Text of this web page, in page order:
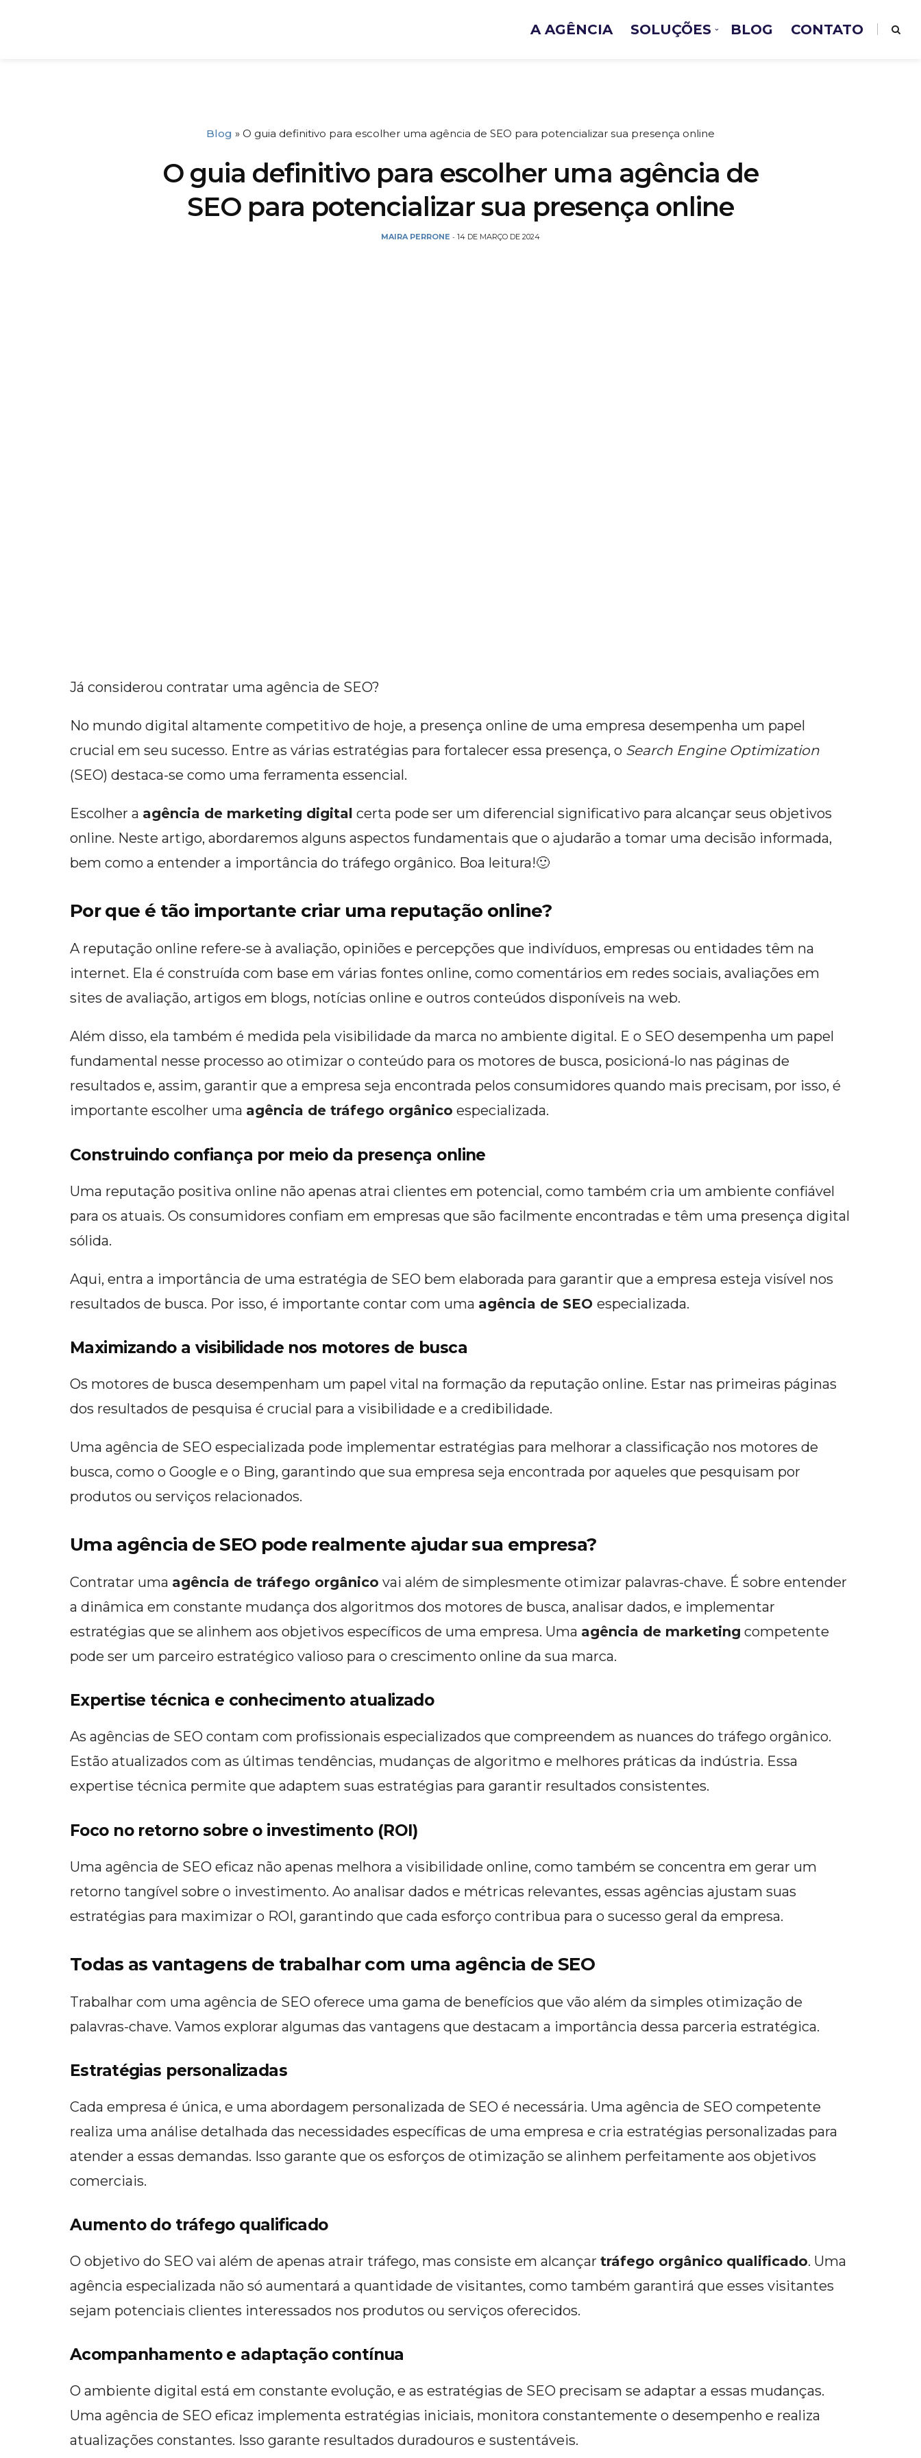
A AGÊNCIA SOLUÇÕES BLOG CONTATO
Blog » O guia definitivo para escolher uma agência de SEO para potencializar sua presença online
O guia definitivo para escolher uma agência de
SEO para potencializar sua presença online
MAIRA PERRONE - 14 DE MARÇO DE 2024
Já considerou contratar uma agência de SEO?
No mundo digital altamente competitivo de hoje, a presença online de uma empresa desempenha um papel
crucial em seu sucesso. Entre as várias estratégias para fortalecer essa presença, o Search Engine Optimization
(SEO) destaca-se como uma ferramenta essencial.
Escolher a agência de marketing digital certa pode ser um diferencial significativo para alcançar seus objetivos
online. Neste artigo, abordaremos alguns aspectos fundamentais que o ajudarão a tomar uma decisão informada,
bem como a entender a importância do tráfego orgânico. Boa leitura!🙂
Por que é tão importante criar uma reputação online?
A reputação online refere-se à avaliação, opiniões e percepções que indivíduos, empresas ou entidades têm na
internet. Ela é construída com base em várias fontes online, como comentários em redes sociais, avaliações em
sites de avaliação, artigos em blogs, notícias online e outros conteúdos disponíveis na web.
Além disso, ela também é medida pela visibilidade da marca no ambiente digital. E o SEO desempenha um papel
fundamental nesse processo ao otimizar o conteúdo para os motores de busca, posicioná-lo nas páginas de
resultados e, assim, garantir que a empresa seja encontrada pelos consumidores quando mais precisam, por isso, é
importante escolher uma agência de tráfego orgânico especializada.
Construindo confiança por meio da presença online
Uma reputação positiva online não apenas atrai clientes em potencial, como também cria um ambiente confiável
para os atuais. Os consumidores confiam em empresas que são facilmente encontradas e têm uma presença digital
sólida.
Aqui, entra a importância de uma estratégia de SEO bem elaborada para garantir que a empresa esteja visível nos
resultados de busca. Por isso, é importante contar com uma agência de SEO especializada.
Maximizando a visibilidade nos motores de busca
Os motores de busca desempenham um papel vital na formação da reputação online. Estar nas primeiras páginas
dos resultados de pesquisa é crucial para a visibilidade e a credibilidade.
Uma agência de SEO especializada pode implementar estratégias para melhorar a classificação nos motores de
busca, como o Google e o Bing, garantindo que sua empresa seja encontrada por aqueles que pesquisam por
produtos ou serviços relacionados.
Uma agência de SEO pode realmente ajudar sua empresa?
Contratar uma agência de tráfego orgânico vai além de simplesmente otimizar palavras-chave. É sobre entender
a dinâmica em constante mudança dos algoritmos dos motores de busca, analisar dados, e implementar
estratégias que se alinhem aos objetivos específicos de uma empresa. Uma agência de marketing competente
pode ser um parceiro estratégico valioso para o crescimento online da sua marca.
Expertise técnica e conhecimento atualizado
As agências de SEO contam com profissionais especializados que compreendem as nuances do tráfego orgânico.
Estão atualizados com as últimas tendências, mudanças de algoritmo e melhores práticas da indústria. Essa
expertise técnica permite que adaptem suas estratégias para garantir resultados consistentes.
Foco no retorno sobre o investimento (ROI)
Uma agência de SEO eficaz não apenas melhora a visibilidade online, como também se concentra em gerar um
retorno tangível sobre o investimento. Ao analisar dados e métricas relevantes, essas agências ajustam suas
estratégias para maximizar o ROI, garantindo que cada esforço contribua para o sucesso geral da empresa.
Todas as vantagens de trabalhar com uma agência de SEO
Trabalhar com uma agência de SEO oferece uma gama de benefícios que vão além da simples otimização de
palavras-chave. Vamos explorar algumas das vantagens que destacam a importância dessa parceria estratégica.
Estratégias personalizadas
Cada empresa é única, e uma abordagem personalizada de SEO é necessária. Uma agência de SEO competente
realiza uma análise detalhada das necessidades específicas de uma empresa e cria estratégias personalizadas para
atender a essas demandas. Isso garante que os esforços de otimização se alinhem perfeitamente aos objetivos
comerciais.
Aumento do tráfego qualificado
O objetivo do SEO vai além de apenas atrair tráfego, mas consiste em alcançar tráfego orgânico qualificado. Uma
agência especializada não só aumentará a quantidade de visitantes, como também garantirá que esses visitantes
sejam potenciais clientes interessados nos produtos ou serviços oferecidos.
Acompanhamento e adaptação contínua
O ambiente digital está em constante evolução, e as estratégias de SEO precisam se adaptar a essas mudanças.
Uma agência de SEO eficaz implementa estratégias iniciais, monitora constantemente o desempenho e realiza
atualizações constantes. Isso garante resultados duradouros e sustentáveis.